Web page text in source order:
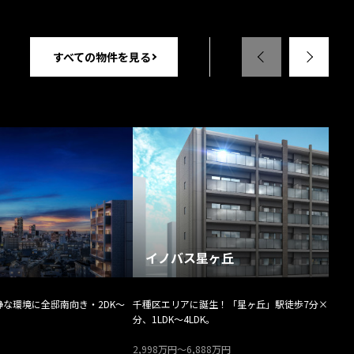
すべての物件を見る
環境に全邸南向き・2DK～
イノバス星ヶ丘
千種区エリアに誕生！「星ヶ丘」駅徒歩7分×「一
分、1LDK～4LDK。
2,998万円～6,888万円